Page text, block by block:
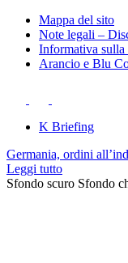
Mappa del sito
Note legali –
Informativa
Arancio e Blu
K Briefing
Germania, ordini
Leggi tutto
Sfondo scuro Sfondo